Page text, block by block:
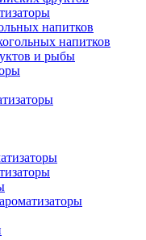
напитков
напитков
и рыбы